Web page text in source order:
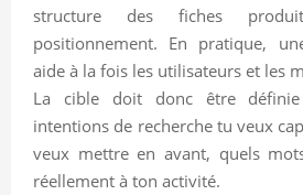
structure des fiches
positionnement. En pratique,
aide à la fois les utilisateurs et les
La cible doit donc être
intentions de recherche tu veux
veux mettre en avant, quels
réellement à ton activité.